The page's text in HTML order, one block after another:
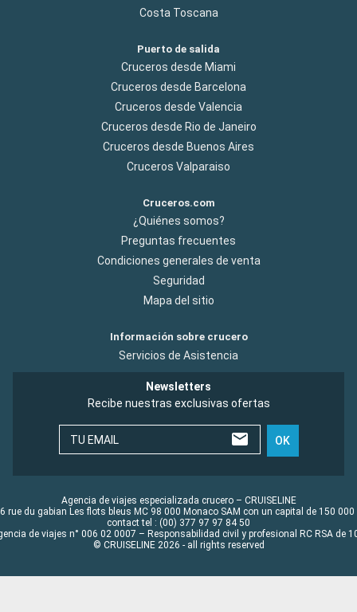
Costa Toscana
Puerto de salida
Cruceros desde Miami
Cruceros desde Barcelona
Cruceros desde Valencia
Cruceros desde Rio de Janeiro
Cruceros desde Buenos Aires
Cruceros Valparaiso
Cruceros.com
¿Quiénes somos?
Preguntas frecuentes
Condiciones generales de venta
Seguridad
Mapa del sitio
Información sobre crucero
Servicios de Asistencia
Newsletters
Recibe nuestras exclusivas ofertas
TU EMAIL OK
Agencia de viajes especializada crucero – CRUISELINE
rue du gabian Les flots bleus MC 98 000 Monaco SAM con un capital de 150 000
contact tel : (00) 377 97 97 84 50
de viajes n° 006 02 0007 – Responsabilidad civil y profesional RC RSA de
© CRUISELINE 2026 - all rights reserved